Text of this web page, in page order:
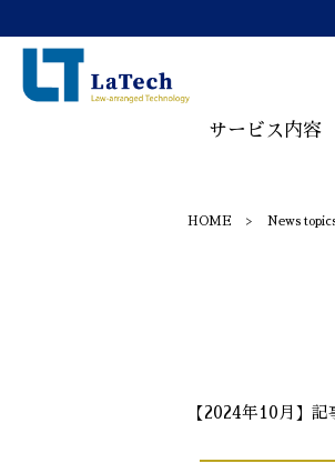
サービス内容
HOME News
【2024年10月】記